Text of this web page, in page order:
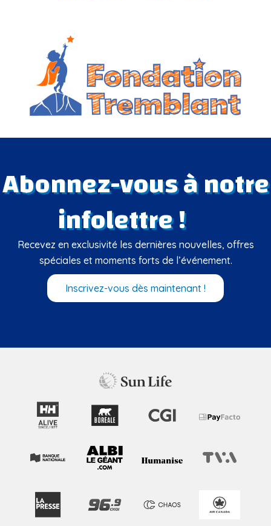
Abonnez-vous à notre
infolettre !
Recevez en exclusivité les dernières nouvelles, offres
spéciales et moments forts de l’événement.
Inscrivez-vous dès maintenant !